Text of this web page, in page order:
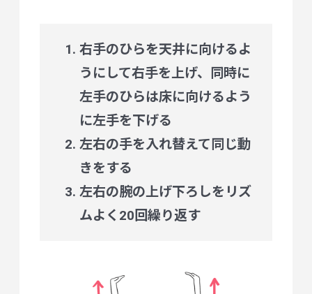
右手のひらを天井に向けるよ
うにして右手を上げ、同時に
左手のひらは床に向けるよう
に左手を下げる
左右の手を入れ替えて同じ動
きをする
左右の腕の上げ下ろしをリズ
ムよく20回繰り返す